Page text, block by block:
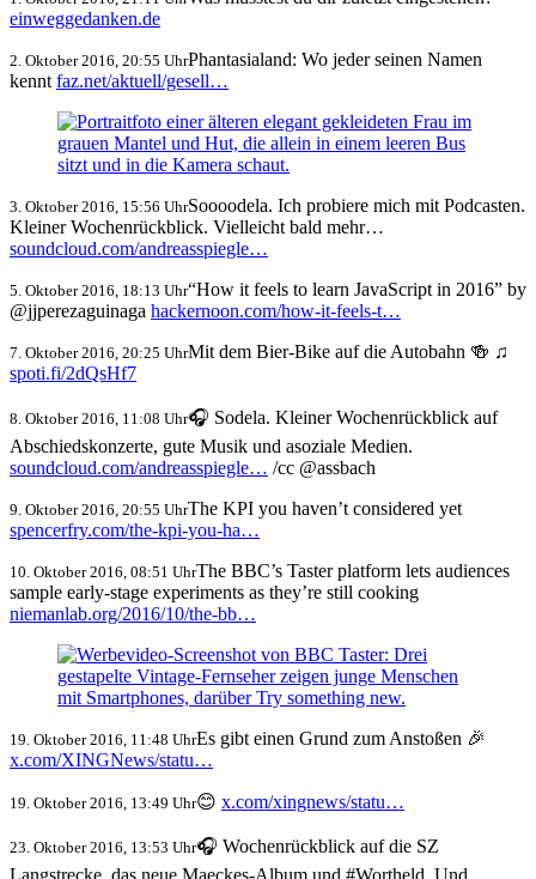
einweggedanken.de
2. Oktober 2016, 20:55 UhrPhantasialand: Wo jeder seinen Namen
kennt faz.net/aktuell/gesell…
3. Oktober 2016, 15:56 UhrSoooodela. Ich probiere mich mit Podcasten.
Kleiner Wochenrückblick. Vielleicht bald mehr…
soundcloud.com/andreasspiegle…
5. Oktober 2016, 18:13 Uhr“How it feels to learn JavaScript in 2016” by
@jjperezaguinaga hackernoon.com/how-it-feels-t…
7. Oktober 2016, 20:25 UhrMit dem Bier-Bike auf die Autobahn 🍻 ♫
spoti.fi/2dQsHf7
8. Oktober 2016, 11:08 Uhr🎧 Sodela. Kleiner Wochenrückblick auf
Abschiedskonzerte, gute Musik und asoziale Medien.
soundcloud.com/andreasspiegle… /cc @assbach
9. Oktober 2016, 20:55 UhrThe KPI you haven’t considered yet
spencerfry.com/the-kpi-you-ha…
10. Oktober 2016, 08:51 UhrThe BBC’s Taster platform lets audiences
sample early-stage experiments as they’re still cooking
niemanlab.org/2016/10/the-bb…
19. Oktober 2016, 11:48 UhrEs gibt einen Grund zum Anstoßen 🎉
x.com/XINGNews/statu…
19. Oktober 2016, 13:49 Uhr😊 x.com/xingnews/statu…
23. Oktober 2016, 13:53 Uhr🎧 Wochenrückblick auf die SZ
Langstrecke, das neue Maeckes-Album und #Wortheld. Und